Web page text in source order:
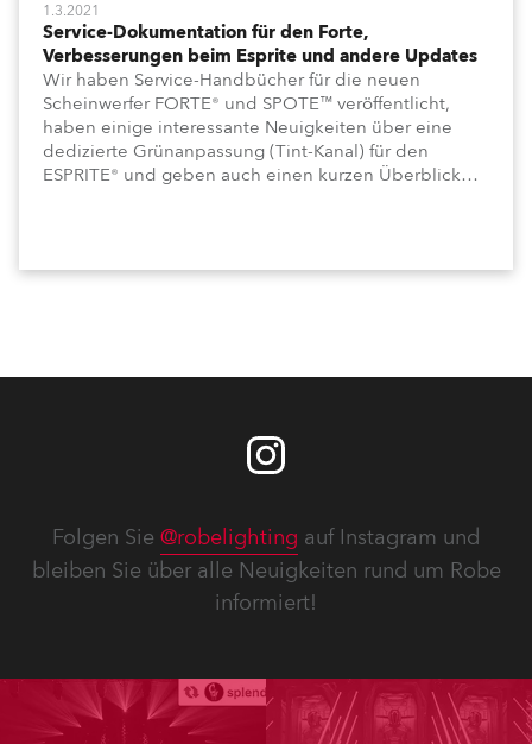
1.3.2021
Service-Dokumentation für den Forte,
Verbesserungen beim Esprite und andere Updates
Wir haben Service-Handbücher für die neuen
Scheinwerfer FORTE® und SPOTE™ veröffentlicht,
haben einige interessante Neuigkeiten über eine
dedizierte Grünanpassung (Tint-Kanal) für den
ESPRITE® und geben auch einen kurzen Überblick
Folgen Sie @robelighting auf Instagram und
bleiben Sie über alle Neuigkeiten rund um Robe
informiert!